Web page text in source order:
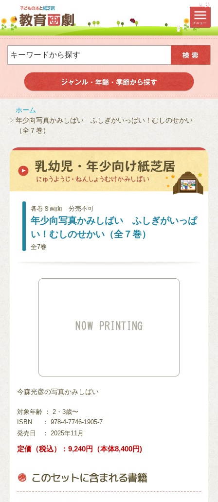
ホーム
年少向写真かみしばい ふしぎがいっぱい！むしのせかい
（全７巻）
各巻８画面 分売不可
年少向写真かみしばい ふしぎがいっぱ
い！むしのせかい（全７巻）
全7巻
今森光彦の写真かみしばい
対象年齢 ： 2・3歳〜
ISBN
： 978-4-7746-1905-7
発売日
： 2025年11月
定価（税込）：9,240円（本体8,400円)